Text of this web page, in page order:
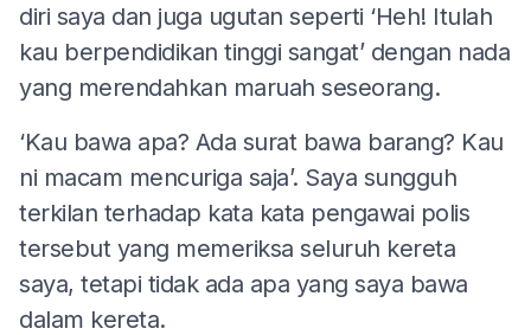
diri saya dan juga ugutan seperti ‘Heh! Itulah
kau berpendidikan tinggi sangat’ dengan nada
yang merendahkan maruah seseorang.
‘Kau bawa apa? Ada surat bawa barang? Kau
ni macam mencuriga saja’. Saya sungguh
terkilan terhadap kata kata pengawai polis
tersebut yang memeriksa seluruh kereta
saya, tetapi tidak ada apa yang saya bawa
dalam kereta.